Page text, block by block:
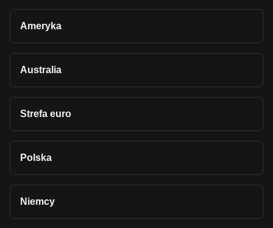
Ameryka
Australia
Strefa euro
Polska
Niemcy